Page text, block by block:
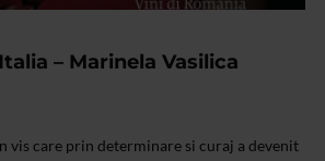
– Marinela Vasilica
vis care prin determinare si curaj a devenit